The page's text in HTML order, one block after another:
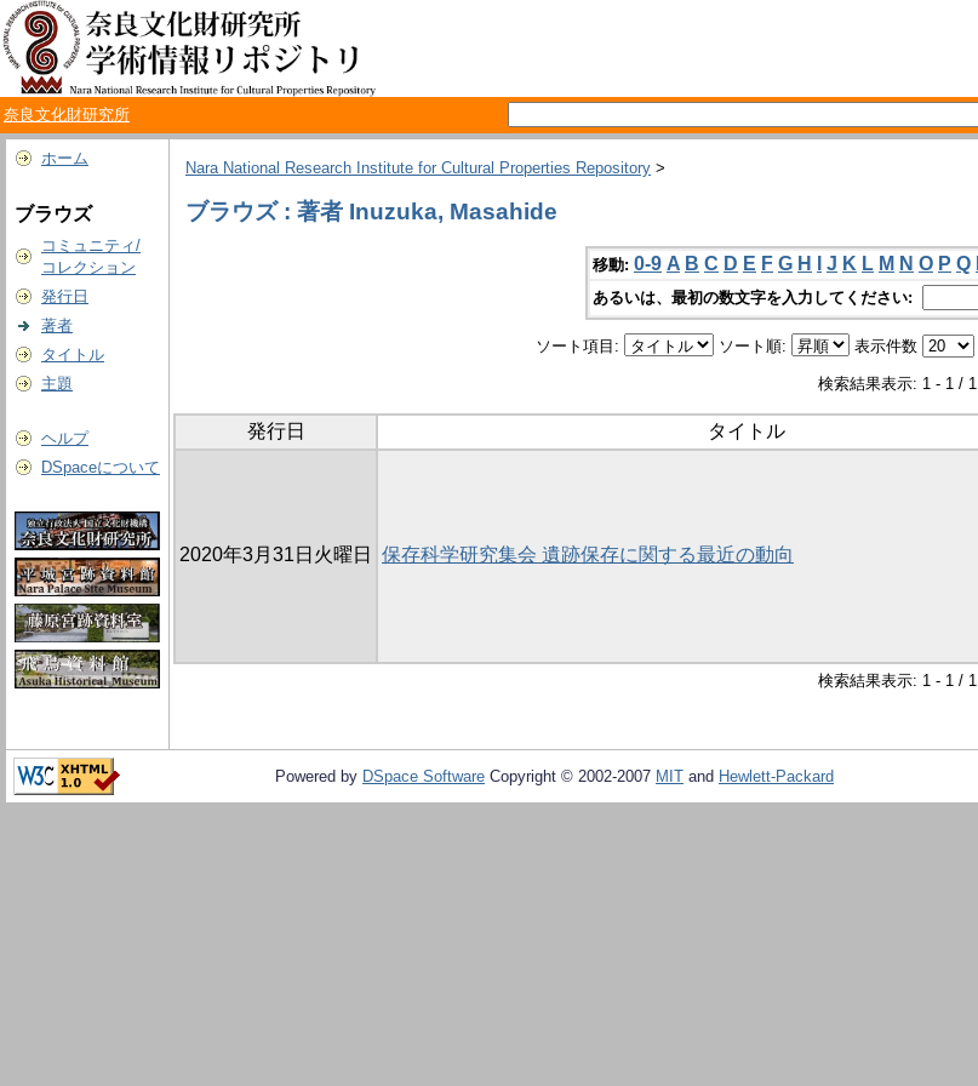
奈良文化財研究所
ホーム
ブラウズ
コミュニティ/
コレクション
発行日
著者
タイトル
主題
ヘルプ
DSpaceについて
Nara National Research Institute for Cultural Properties Repository >
ブラウズ : 著者 Inuzuka, Masahide
移動: 0-9 A B C D E F G H J K L M N O P Q
あるいは、最初の数文字を入力してください:
ソート項目: ソート順: 表示件数
検索結果表示: 1 - 1 / 1
発行日 タイトル
2020年3月31日火曜日 保存科学研究集会 遺跡保存に関する最近の動向
検索結果表示: 1 - 1 / 1
Powered by DSpace Software Copyright © 2002-2007 MIT and Hewlett-Packard